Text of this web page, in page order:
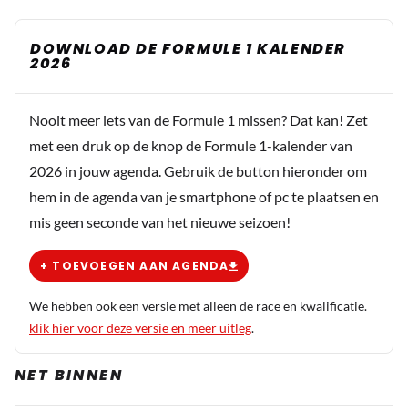
DOWNLOAD DE FORMULE 1 KALENDER
2026
Nooit meer iets van de Formule 1 missen? Dat kan! Zet
met een druk op de knop de Formule 1-kalender van
2026 in jouw agenda. Gebruik de button hieronder om
hem in de agenda van je smartphone of pc te plaatsen en
mis geen seconde van het nieuwe seizoen!
+ TOEVOEGEN AAN AGENDA
We hebben ook een versie met alleen de race en kwalificatie.
klik hier voor deze versie en meer uitleg.
NET BINNEN